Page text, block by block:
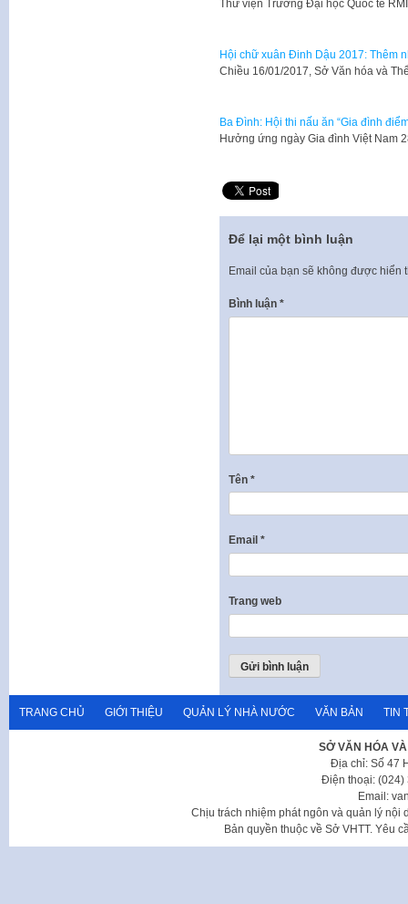
​Thư viện Trường Đại học Quốc tế
Hội chữ xuân Đinh Dậu 2017: Thêm
Chiều 16/01/2017, Sở Văn hóa và
Ba Đình: Hội thi nấu ăn “Gia đình
Hưởng ứng ngày Gia đình Việt Nam
Để lại một bình luận
Email của bạn sẽ không được hiển
Bình luận *
Tên *
Email *
Trang web
TRANG CHỦ GIỚI THIỆU QUẢN LÝ NHÀ NƯỚC VĂN BẢN TIN
SỞ VĂN HÓA
Địa chỉ: Số 47
Điện thoại: (024)
Email:
Chịu trách nhiệm phát ngôn và quản lý nội
Bản quyền thuộc về Sở VHTT. Yêu